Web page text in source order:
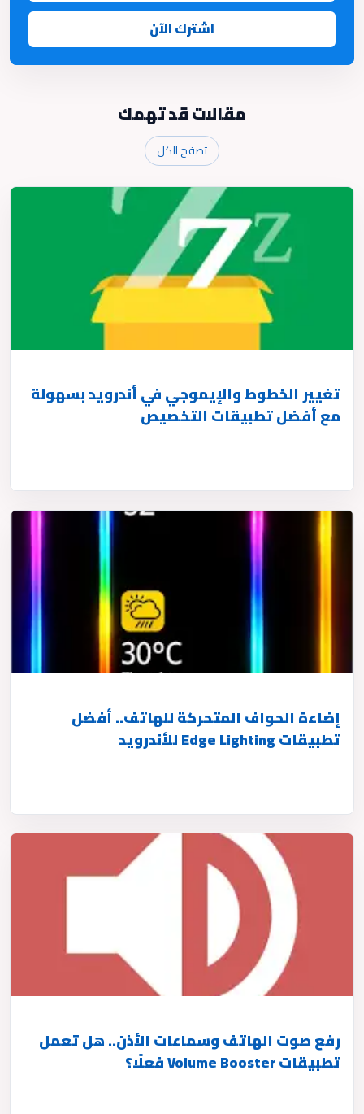
اشترك الآن
مقالات قد تهمك
تصفح الكل
تغيير الخطوط والإيموجي في أندرويد بسهولة
مع أفضل تطبيقات التخصيص
إضاءة الحواف المتحركة للهاتف.. أفضل
تطبيقات Edge Lighting للأندرويد
رفع صوت الهاتف وسماعات الأذن.. هل تعمل
تطبيقات Volume Booster فعلًا؟